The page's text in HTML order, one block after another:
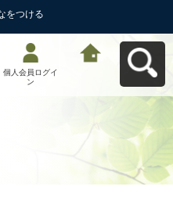
をつける
個人会員ログイ
ン